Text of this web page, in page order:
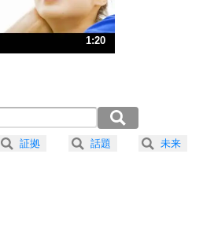
対策
んとかなるもの。
る30の方法
い人は、怒りを優しさで表現する。
考
1:20
秒）
）
）
証拠 話題 未来